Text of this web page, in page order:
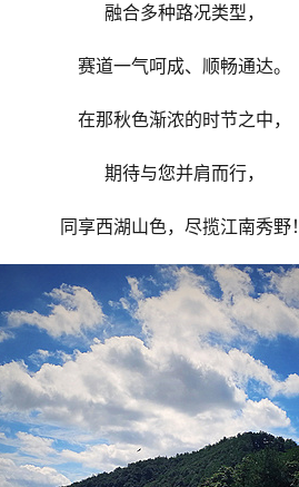
融合多种路况类型，
赛道一气呵成、顺畅通达。
在那秋色渐浓的时节之中，
期待与您并肩而行，
同享西湖山色，尽揽江南秀野！